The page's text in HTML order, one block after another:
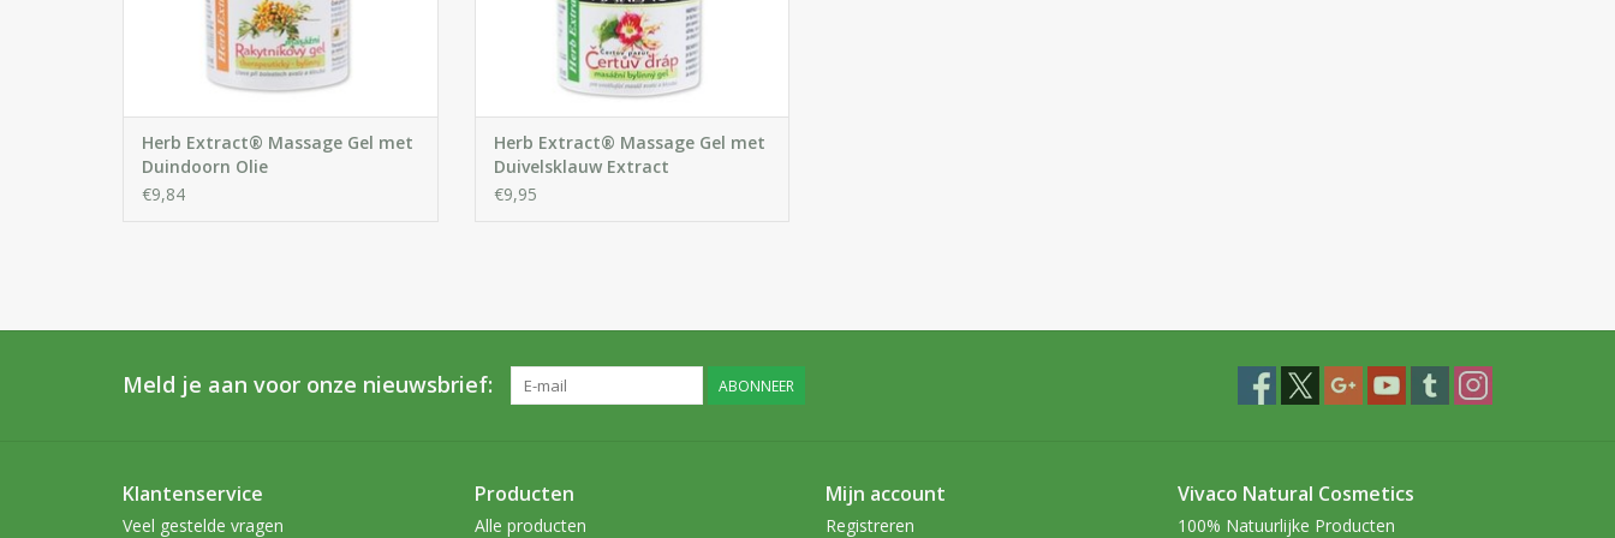
Herb Extract® Massage Gel met
Duindoorn Olie
€9,84
Herb Extract® Massage Gel met
Duivelsklauw Extract
€9,95
Meld je aan voor onze nieuwsbrief: ABONNEER
Klantenservice
Veel gestelde vragen
Producten
Alle producten
Mijn account
Registreren
Vivaco Natural Cosmetics
100% Natuurlijke Producten